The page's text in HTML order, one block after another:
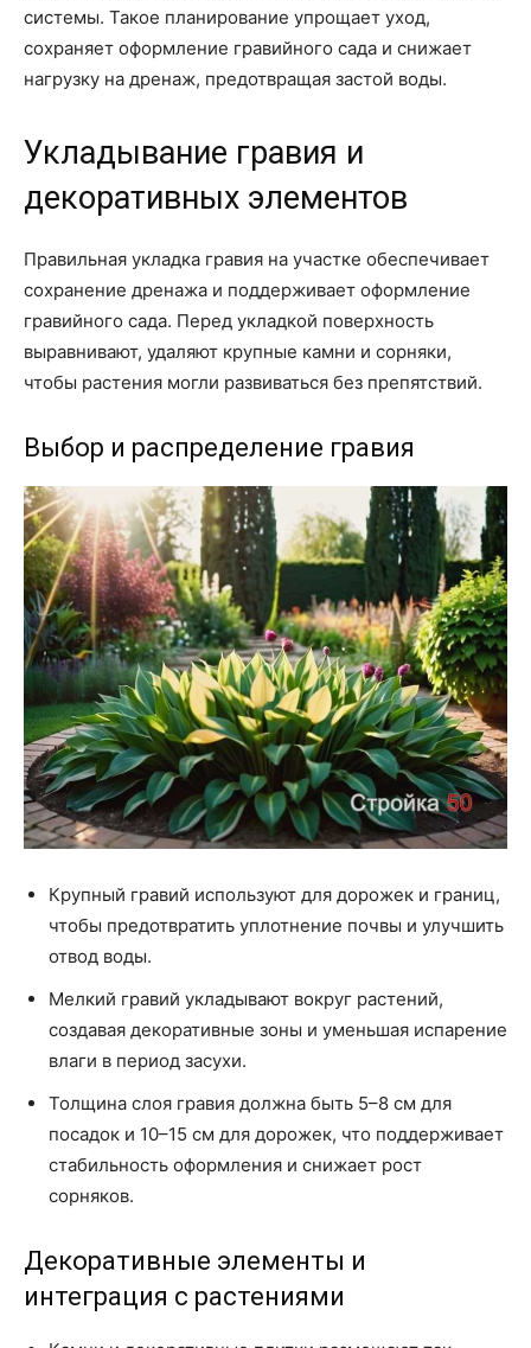
системы. Такое планирование упрощает уход,
сохраняет оформление гравийного сада и снижает
нагрузку на дренаж, предотвращая застой воды.
Укладывание гравия и
декоративных элементов
Правильная укладка гравия на участке обеспечивает
сохранение дренажа и поддерживает оформление
гравийного сада. Перед укладкой поверхность
выравнивают, удаляют крупные камни и сорняки,
чтобы растения могли развиваться без препятствий.
Выбор и распределение гравия
Крупный гравий используют для дорожек и границ,
чтобы предотвратить уплотнение почвы и улучшить
отвод воды.
Мелкий гравий укладывают вокруг растений,
создавая декоративные зоны и уменьшая испарение
влаги в период засухи.
Толщина слоя гравия должна быть 5–8 см для
посадок и 10–15 см для дорожек, что поддерживает
стабильность оформления и снижает рост
сорняков.
Декоративные элементы и
интеграция с растениями